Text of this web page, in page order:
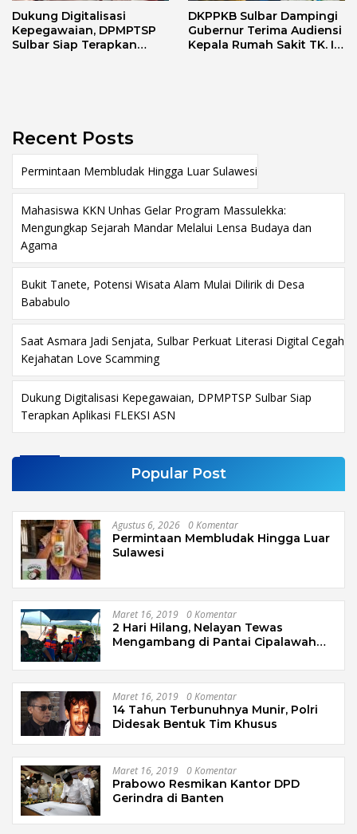
Dukung Digitalisasi
Kepegawaian, DPMPTSP
Sulbar Siap Terapkan
DKPPKB Sulbar Dampingi
Gubernur Terima Audiensi
Kepala Rumah Sakit TK. III
Recent Posts
Permintaan Membludak Hingga Luar Sulawesi
Mahasiswa KKN Unhas Gelar Program Massulekka:
Mengungkap Sejarah Mandar Melalui Lensa Budaya dan
Agama
Bukit Tanete, Potensi Wisata Alam Mulai Dilirik di Desa
Bababulo
Saat Asmara Jadi Senjata, Sulbar Perkuat Literasi Digital Cegah
Kejahatan Love Scamming
Dukung Digitalisasi Kepegawaian, DPMPTSP Sulbar Siap
Terapkan Aplikasi FLEKSI ASN
Popular Post
Agustus 6, 2026 0 Komentar
Permintaan Membludak Hingga Luar
Sulawesi
Maret 16, 2019 0 Komentar
2 Hari Hilang, Nelayan Tewas
Mengambang di Pantai Cipalawah
Maret 16, 2019 0 Komentar
14 Tahun Terbunuhnya Munir, Polri
Didesak Bentuk Tim Khusus
Maret 16, 2019 0 Komentar
Prabowo Resmikan Kantor DPD
Gerindra di Banten